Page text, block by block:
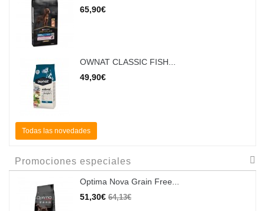
65,90€
OWNAT CLASSIC FISH...
49,90€
Todas las novedades
Promociones especiales
Optima Nova Grain Free...
51,30€ 64,13€